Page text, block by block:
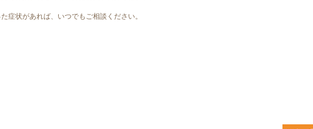
症状があれば、いつでもご相談ください。